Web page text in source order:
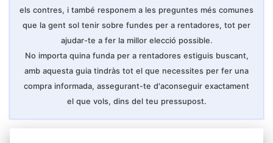
els contres, i també responem a les preguntes més comunes
que la gent sol tenir sobre fundes per a rentadores, tot per
ajudar-te a fer la millor elecció possible.
No importa quina funda per a rentadores estiguis buscant,
amb aquesta guia tindràs tot el que necessites per fer una
compra informada, assegurant-te d'aconseguir exactament
el que vols, dins del teu pressupost.